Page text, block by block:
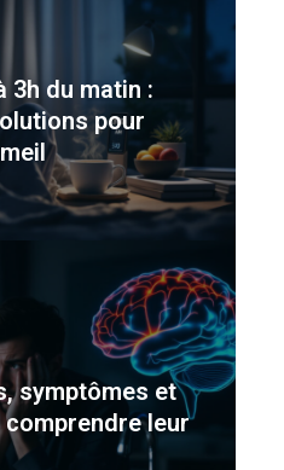
3h du matin :
pour
symptômes et
leur